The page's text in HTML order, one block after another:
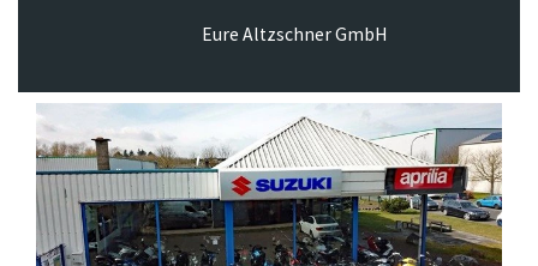
Eure Altzschner GmbH
Previous Next